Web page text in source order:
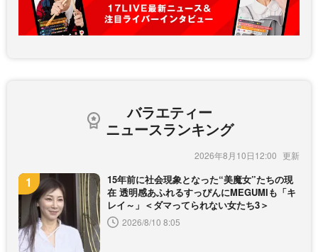
バラエティー
ニュースランキング
2026年8月10日12:00
15年前に社会現象となった“美魔女”たちの現
在 透明感あふれるすっぴんにMEGUMIも「キ
レイ～」＜ダマってられない女たち3＞
2026/8/10 8:05